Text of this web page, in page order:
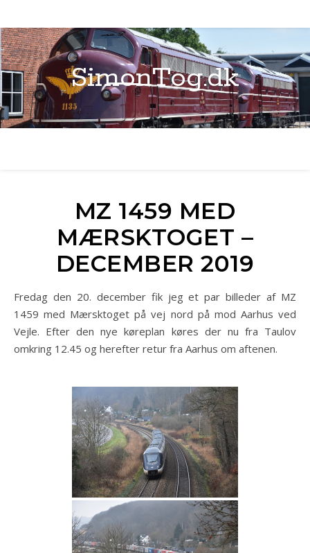
SimonTog.dk
MZ 1459 MED
MÆRSKTOGET –
DECEMBER 2019
Fredag den 20. december fik jeg et par billeder af MZ
1459 med Mærsktoget på vej nord på mod Aarhus ved
Vejle. Efter den nye køreplan køres der nu fra Taulov
omkring 12.45 og herefter retur fra Aarhus om aftenen.